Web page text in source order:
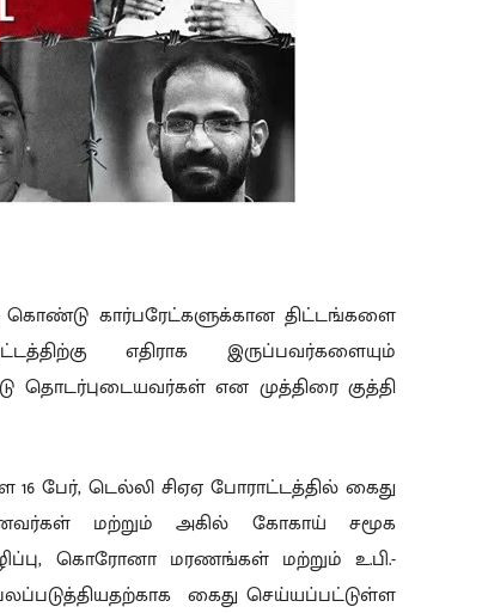
கொண்டு கார்பரேட்களுக்கான திட்டங்களை
எதிராக இருப்பவர்களையும்
என முத்திரை குத்தி
பேர், டெல்லி சிஏஏ போராட்டத்தில் கைது
மற்றும் அகில் கோகாய் சமூக
கொரோனா மரணங்கள் மற்றும் உ.பி.-
கைது செய்யப்பட்டுள்ள